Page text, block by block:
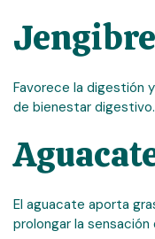
Jengibre
Favorece la digestión
de bienestar digestivo.
El aguacate aporta
prolongar la sensación